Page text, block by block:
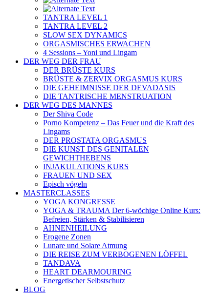
TANTRA LEVEL 1
TANTRA LEVEL 2
SLOW SEX DYNAMICS
ORGASMISCHES ERWACHEN
4 Sessions – Yoni und Lingam
DER WEG DER FRAU
DER BRÜSTE KURS
BRÜSTE & ZERVIX ORGASMUS KURS
DIE GEHEIMNISSE DER DEVADASIS
DIE TANTRISCHE MENSTRUATION
DER WEG DES MANNES
Der Shiva Code
Porno Kompetenz – Das Feuer und die Kraft des
Lingams
DER PROSTATA ORGASMUS
DIE KUNST DES GENITALEN
GEWICHTHEBENS
INJAKULATIONS KURS
FRAUEN UND SEX
Episch vögeln
MASTERCLASSES
YOGA KONGRESSE
YOGA & TRAUMA Der 6‑wöchige Online Kurs:
Befreien, Stärken & Stabilisieren
AHNENHEILUNG
Erogene Zonen
Lunare und Solare Atmung
DIE REISE ZUM VERBOGENEN LÖFFEL
TANDAVA
HEART DEARMOURING
Energetischer Selbstschutz
BLOG